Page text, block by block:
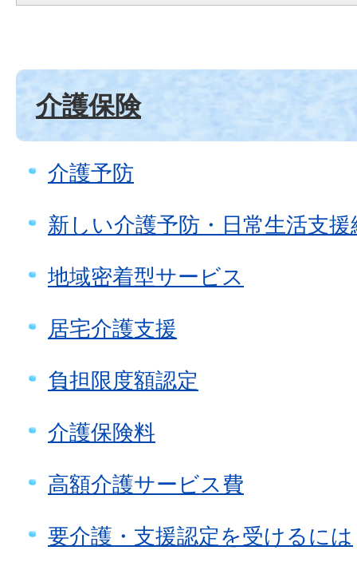
介護保険
介護予防
新しい介護予防・日常生活支
地域密着型サービス
居宅介護支援
負担限度額認定
介護保険料
高額介護サービス費
要介護・支援認定を受けるには